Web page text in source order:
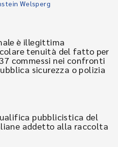
Welsperg
è illegittima
tenuità del fatto per
commessi nei confronti
sicurezza o polizia
pubblicistica del
addetto alla raccolta